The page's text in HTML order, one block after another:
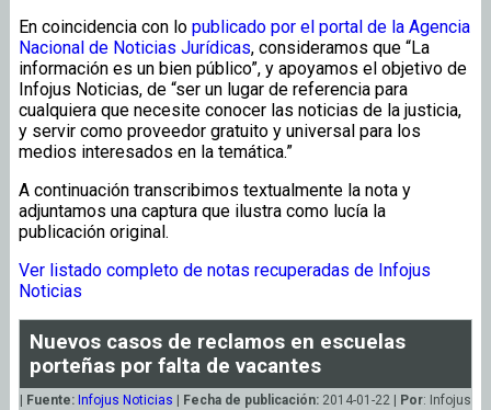
En coincidencia con lo publicado por el portal de la Agencia
Nacional de Noticias Jurídicas, consideramos que “La
información es un bien público”, y apoyamos el objetivo de
Infojus Noticias, de “ser un lugar de referencia para
cualquiera que necesite conocer las noticias de la justicia,
y servir como proveedor gratuito y universal para los
medios interesados en la temática.”
A continuación transcribimos textualmente la nota y
adjuntamos una captura que ilustra como lucía la
publicación original.
Ver listado completo de notas recuperadas de Infojus
Noticias
Nuevos casos de reclamos en escuelas
porteñas por falta de vacantes
Fuente: Infojus Noticias Fecha de publicación: 2014-01-22 | Por: Infojus